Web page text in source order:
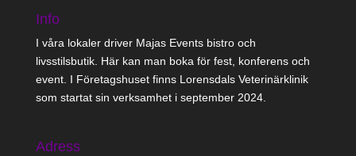
Info
I våra lokaler driver Majas Events bistro och
livsstilsbutik. Här kan man boka för fest, konferens och
event. I Företagshuset finns Lorensdals Veterinärklinik
som startat sin verksamhet i september 2024.
Adress